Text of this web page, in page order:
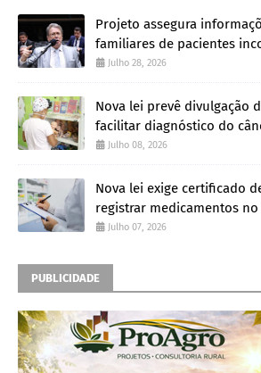
Projeto assegura
familiares de pacientes
Julho 28, 2026
Nova lei prevê divulgação
facilitar diagnóstico do
Julho 08, 2026
Nova lei exige certificado
registrar medicamentos no
Julho 07, 2026
PUBLICIDADE